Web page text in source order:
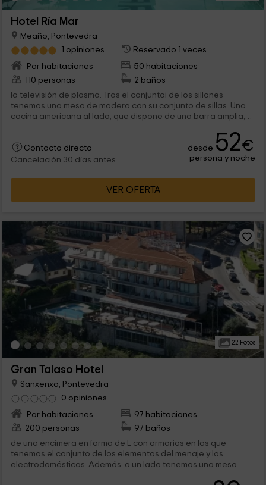
Hotel Ría Mar
Meaño, Pontevedra
1 opiniones
Reservado 1 veces
Por habitaciones
50 habitaciones
110 personas
2 baños
la televisión de plasma. Tras el conjuntoi de los sillones
tenemos una mesa de madera con su conjunto de sillas. Una
cocina americana al lado, que dispone de una barra amplia,
Contacto directo
Cancelación 30 días antes
desde 52€
persona y noche
VER OFERTA
22 Fotos
Gran Talaso Hotel
Sanxenxo, Pontevedra
0 opiniones
Por habitaciones
97 habitaciones
200 personas
97 baños
de una encimera en forma de L con armarios en los que
tenemos el conjunto de los elementos del menaje y los
electrodomésticos. Además, a un lado tenemos una mesa